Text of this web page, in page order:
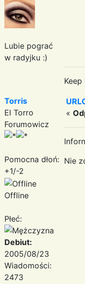
Lubie pograć
w radyjku :)
Torris
El Torro
Forumowicz
Pomocna dłoń:
+1/-2
Offline
Płeć:
Debiut:
2005/08/23
Wiadomości:
2473
«
Nie